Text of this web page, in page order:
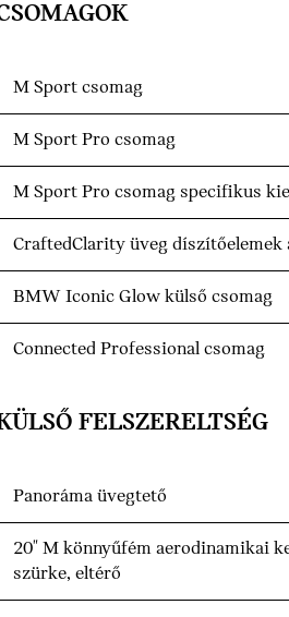
M Sport csomag
M Sport Pro csomag
M Sport Pro csomag specifikus
CraftedClarity üveg díszítőelemek
BMW Iconic Glow külső csomag
Connected Professional csomag
FELSZERELTSÉG
Panoráma üvegtető
20" M könnyűfém aerodinamikai
szürke, eltérő